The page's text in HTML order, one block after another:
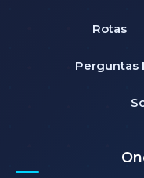
Rotas
Perguntas